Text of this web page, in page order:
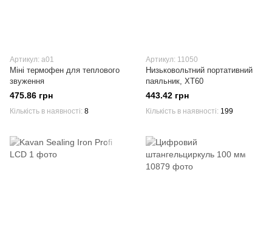
Артикул: a01
Міні термофен для теплового
звуження
475.86 грн
Кількість в наявності 8
Артикул: 11050
Низьковольтний портативний
паяльник, XT60
443.42 грн
Кількість в наявності 199